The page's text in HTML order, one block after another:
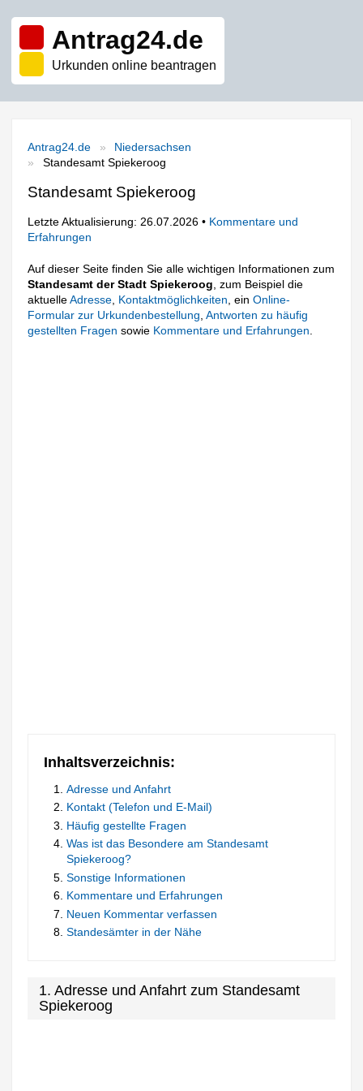
Antrag24.de
Urkunden online beantragen
Antrag24.de
Niedersachsen
Standesamt Spiekeroog
Standesamt Spiekeroog
Letzte Aktualisierung: 26.07.2026 • Kommentare und
Erfahrungen
Auf dieser Seite finden Sie alle wichtigen Informationen zum
Standesamt der Stadt Spiekeroog , zum Beispiel die
aktuelleAdresse Kontaktmöglichkeiten , einOnline-
Formular zur Urkundenbestellung ,Antworten zu häufig
gestellten Fragen sowie Kommentare und Erfahrungen
Inhaltsverzeichnis:
Adresse und Anfahrt
Kontakt (Telefon und E-Mail)
Häufig gestellte Fragen
Was ist das Besondere am Standesamt
Spiekeroog?
Sonstige Informationen
Kommentare und Erfahrungen
Neuen Kommentar verfassen
Standesämter in der Nähe
1. Adresse und Anfahrt zum Standesamt
Spiekeroog